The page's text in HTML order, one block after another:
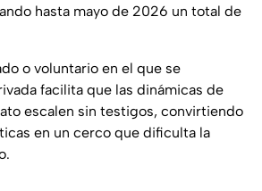
hasta mayo de 2026 un total de
o voluntario en el que se
facilita que las dinámicas de
escalen sin testigos, convirtiendo
en un cerco que dificulta la